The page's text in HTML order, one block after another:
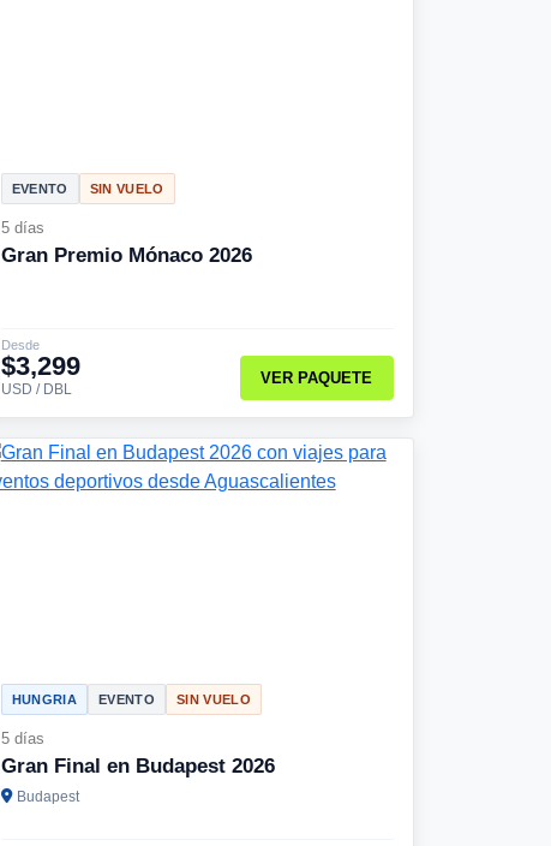
EVENTO SIN VUELO
5 días
Gran Premio Mónaco 2026
Desde
$3,299
USD / DBL
VER PAQUETE
HUNGRIA EVENTO SIN VUELO
5 días
Gran Final en Budapest 2026
Budapest